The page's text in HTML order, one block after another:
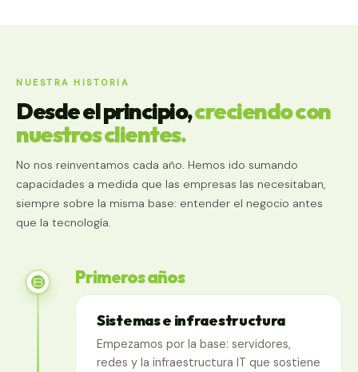
NUESTRA HISTORIA
Desde el principio,creciendo con
nuestros clientes.
No nos reinventamos cada año. Hemos ido sumando
capacidades a medida que las empresas las necesitaban,
siempre sobre la misma base: entender el negocio antes
que la tecnología.
Primeros años
Sistemas e infraestructura
Empezamos por la base: servidores,
redes y la infraestructura IT que sostiene